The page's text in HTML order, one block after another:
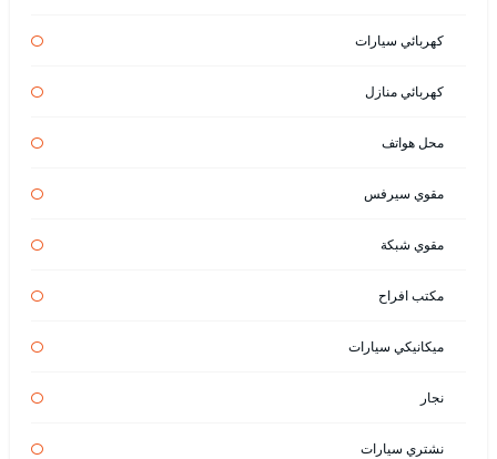
كهربائي سيارات
كهربائي منازل
محل هواتف
مقوي سيرفس
مقوي شبكة
مكتب افراح
ميكانيكي سيارات
نجار
نشتري سيارات